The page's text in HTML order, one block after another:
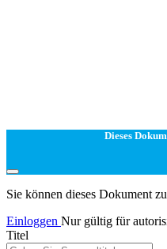
Dieses
Sie können dieses Dokument
Einloggen Nur gültig für
Titel